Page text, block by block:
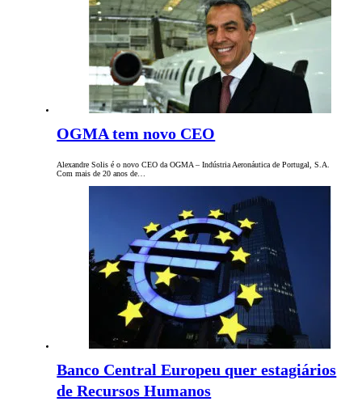
OGMA tem novo CEO
Alexandre Solis é o novo CEO da OGMA – Indústria Aeronáutica de Portugal, S.A.
Com mais de 20 anos de…
Banco Central Europeu quer estagiários
de Recursos Humanos